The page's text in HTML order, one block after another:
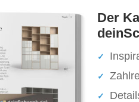
Der